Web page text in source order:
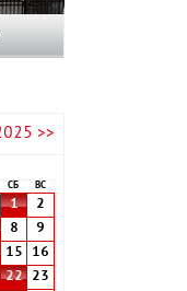
>>
СБ ВС
1
2
8
9
15
16
22
23